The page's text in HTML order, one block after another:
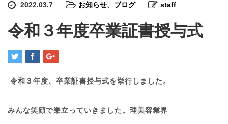
v
i
2022.03.7 お知らせ、 ブログ staff
令和３年度卒業証書授与式
令和３年度、卒業証書授与式を挙行しました。
みんな笑顔で巣立っていきました。理美容業界